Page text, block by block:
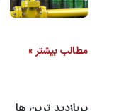
مطالب بیشتر »